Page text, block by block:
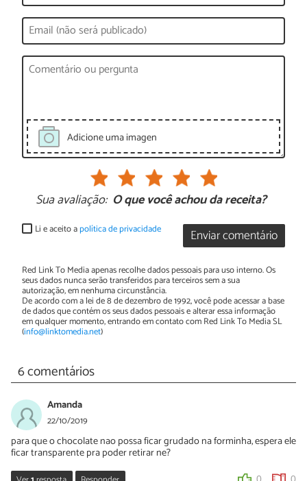
Adicione uma imagen
Sua avaliação: O que você achou da receita?
Enviar comentário
Li e aceito apolítica de privacidade
Red Link To Media apenas recolhe dados pessoais para uso interno. Os
seus dados nunca serão transferidos para terceiros sem a sua
autorização, em nenhuma circunstância.
De acordo com a lei de 8 de dezembro de 1992, você pode acessar a base
de dados que contém os seus dados pessoais e alterar essa informação
em qualquer momento, entrando em contato com Red Link To Media SL
(info@linktomedia.net)
6 comentários
Amanda
22/10/2019
para que o chocolate nao possa ficar grudado na forminha, espera ele
ficar transparente pra poder retirar ne?
0 0